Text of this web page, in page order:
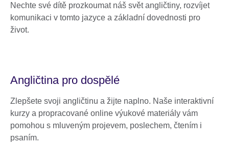
Nechte své dítě prozkoumat náš svět angličtiny, rozvíjet
komunikaci v tomto jazyce a základní dovednosti pro
život.
Angličtina pro dospělé
Zlepšete svoji angličtinu a žijte naplno. Naše interaktivní
kurzy a propracované online výukové materiály vám
pomohou s mluveným projevem, poslechem, čtením i
psaním.